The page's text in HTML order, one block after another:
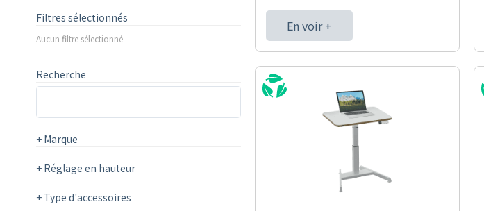
Filtres sélectionnés
Aucun filtre sélectionné
Recherche
+ Marque
+ Réglage en hauteur
+ Type d'accessoires
En voir +